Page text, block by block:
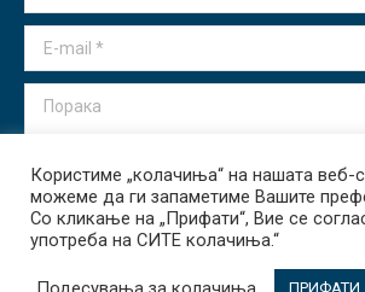
E-mail *
Порака
Испрати
Користиме „колачиња“ на нашата веб-
можеме да ги запаметиме Вашите
Со кликање на „Прифати“, Вие се
употреба на СИТЕ колачиња.“
ПРИФАТИ